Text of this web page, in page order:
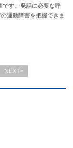
です。発話に必要な呼
運動障害を把握できま
NEXT>